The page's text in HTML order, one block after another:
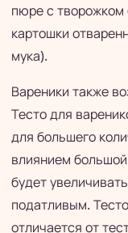
пюре с творожком
картошки
мука).
Вареники также
Тесто для
для большего
влиянием
будет
податливым.
отличается от